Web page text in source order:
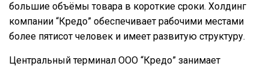
большие объёмы товара в короткие сроки. Холдинг
компании “Кредо” обеспечивает рабочими местами
более пятисот человек и имеет развитую структуру.
Центральный терминал ООО “Кредо” занимает